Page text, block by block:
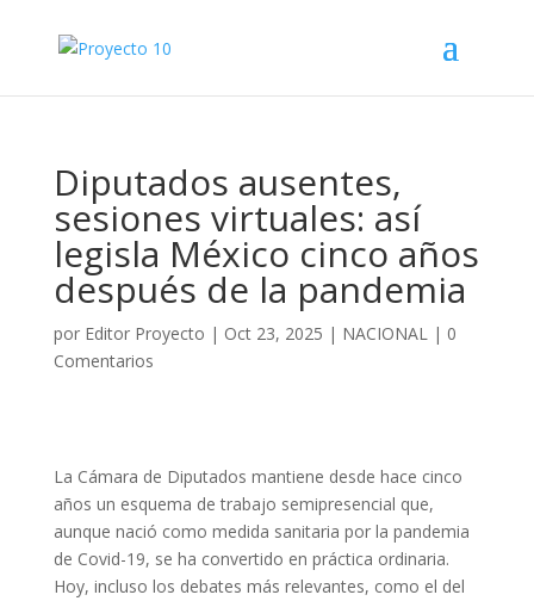
Diputados ausentes,
sesiones virtuales: así
legisla México cinco años
después de la pandemia
por Editor Proyecto | Oct 23, 2025 | NACIONAL| 0
Comentarios
La Cámara de Diputados mantiene desde hace cinco
años un esquema de trabajo semipresencial que,
aunque nació como medida sanitaria por la pandemia
de Covid-19, se ha convertido en práctica ordinaria.
Hoy, incluso los debates más relevantes, como el del